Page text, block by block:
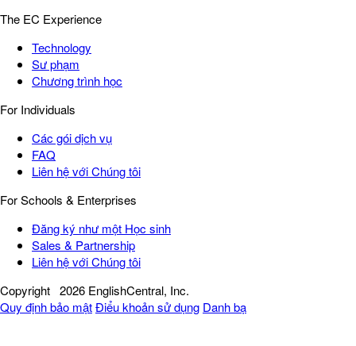
The EC Experience
Technology
Sư phạm
Chương trình học
For Individuals
Các gói dịch vụ
FAQ
Liên hệ với Chúng tôi
For Schools & Enterprises
Đăng ký như một Học sinh
Sales & Partnership
Liên hệ với Chúng tôi
Copyright 2026 EnglishCentral, Inc.
Quy định bảo mậtĐiểu khoản sử dụng Danh bạ